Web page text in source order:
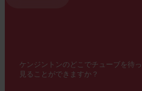
ケンジントンのどこでチューブを待
見ることができますか？